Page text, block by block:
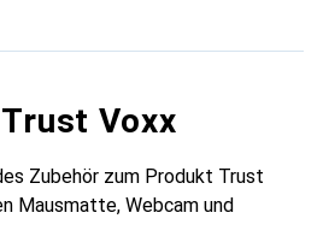
Voxx
Zubehör zum Produkt Trust
Mausmatte, Webcam und